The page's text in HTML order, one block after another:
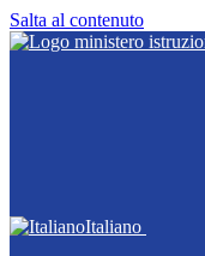
Salta al contenuto
Italiano